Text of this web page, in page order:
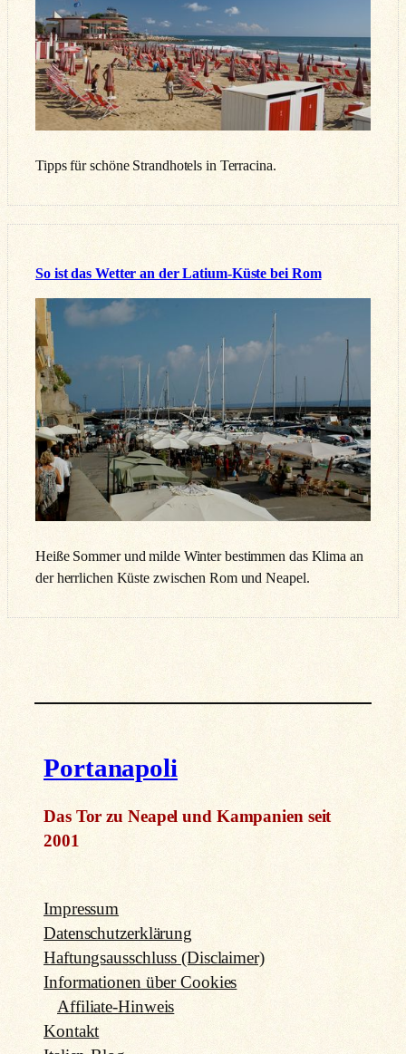
Tipps für schöne Strandhotels in Terracina.
So ist das Wetter an der Latium-Küste bei Rom
Heiße Sommer und milde Winter bestimmen das Klima an
der herrlichen Küste zwischen Rom und Neapel.
Portanapoli
Das Tor zu Neapel und Kampanien seit
2001
Impressum
Datenschutzerklärung
Haftungsausschluss (Disclaimer)
Informationen über Cookies
Affiliate-Hinweis
Kontakt